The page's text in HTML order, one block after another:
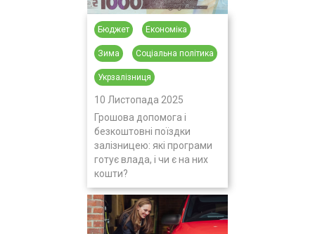
Бюджет Економіка
Зима Соціальна політика
Укрзалізниця
10 Листопада 2025
Грошова допомога і
безкоштовні поїздки
залізницею: які програми
готує влада, і чи є на них
кошти?